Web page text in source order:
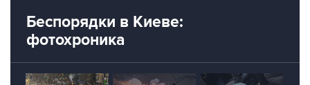
Беспорядки в Киеве:
фотохроника